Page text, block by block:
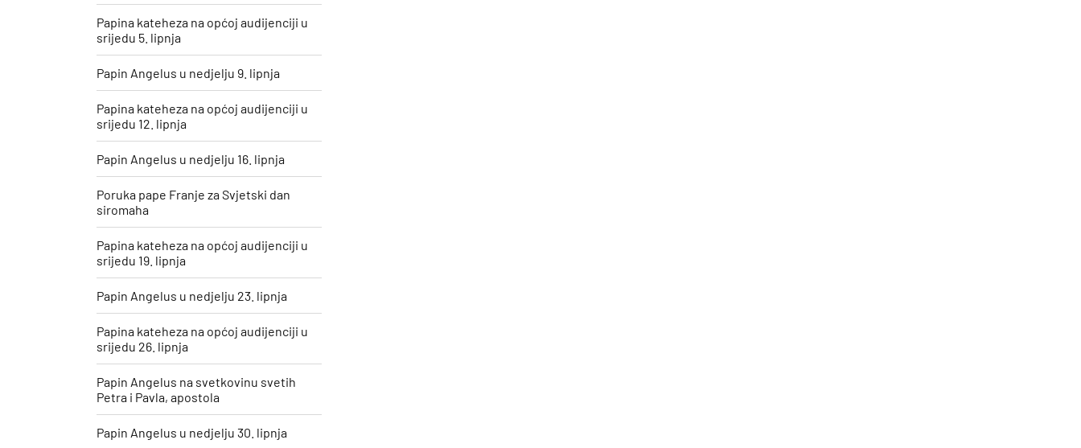
Papina kateheza na općoj audijenciji u
srijedu 5. lipnja
Papin Angelus u nedjelju 9. lipnja
Papina kateheza na općoj audijenciji u
srijedu 12. lipnja
Papin Angelus u nedjelju 16. lipnja
Poruka pape Franje za Svjetski dan
siromaha
Papina kateheza na općoj audijenciji u
srijedu 19. lipnja
Papin Angelus u nedjelju 23. lipnja
Papina kateheza na općoj audijenciji u
srijedu 26. lipnja
Papin Angelus na svetkovinu svetih
Petra i Pavla, apostola
Papin Angelus u nedjelju 30. lipnja